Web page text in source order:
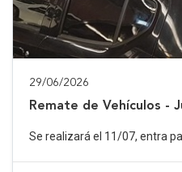
29/06/2026
Remate de Vehículos -
Se realizará el 11/07, entra